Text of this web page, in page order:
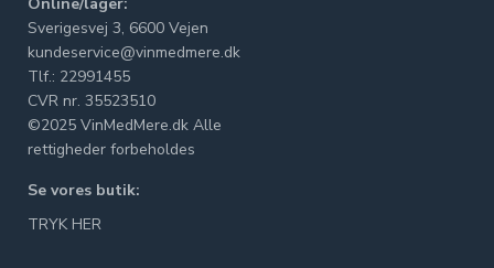
Sverigesvej 3, 6600 Vejen
kundeservice@vinmedmere.dk
Tlf.: 22991455
CVR nr. 35523510
©2025 VinMedMere.dk Alle
rettigheder forbeholdes
Se vores butik:
TRYK HER